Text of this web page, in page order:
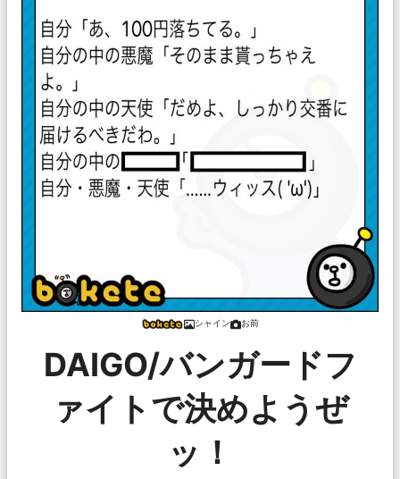
シャイン お前
DAIGO/バンガードフ
ァイトで決めようぜ
ッ！